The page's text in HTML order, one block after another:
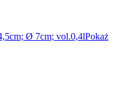
Ø 7cm; vol.0,4lPokaż